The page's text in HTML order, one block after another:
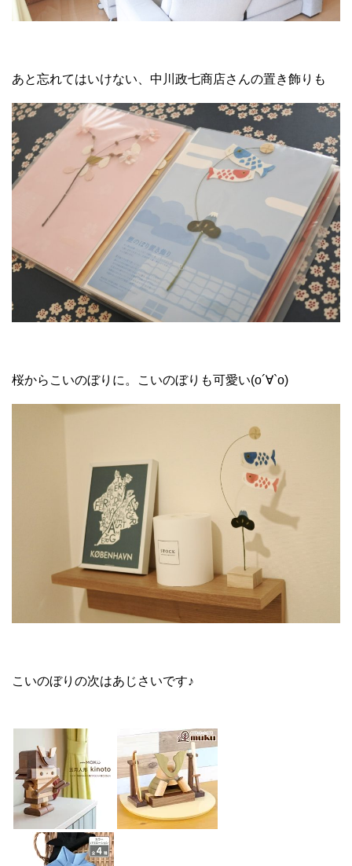
あと忘れてはいけない、中川政七商店さんの置き飾りも
桜からこいのぼりに。こいのぼりも可愛い(о´∀`о)
こいのぼりの次はあじさいです♪